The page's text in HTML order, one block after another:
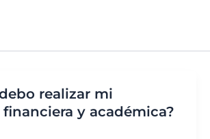
realizar mi
y académica?